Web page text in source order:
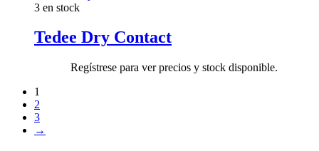
3 en stock
Tedee Dry Contact
Regístrese para ver precios y stock disponible.
1
2
3
→